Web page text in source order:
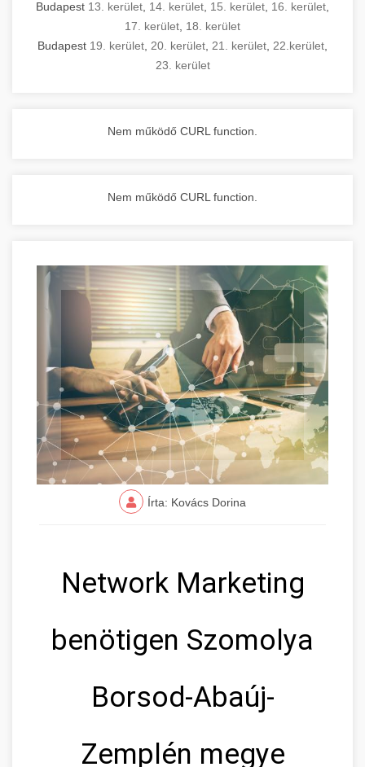
Budapest 13. kerület 14. kerület 15. kerület 16. kerület
17. kerület 18. kerület
Budapest 19. kerület 20. kerület 21. kerület 22.kerület
23. kerület
Nem működő CURL function.
Nem működő CURL function.
Írta: Kovács Dorina
Network Marketing
benötigen Szomolya
Borsod-Abaúj-
Zemplén megye